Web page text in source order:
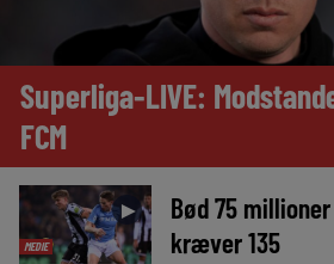
Superliga-LIVE:
FCM
MEDIE
►
Bød 75
kræver 135